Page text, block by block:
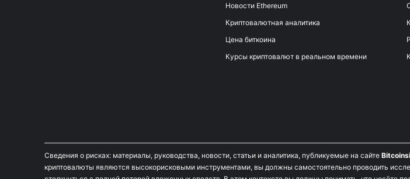
Новости Ethereum
Криптовалютная аналитика
Цена биткоина
Курсы криптовалют в реальном времени
Сведения о рисках: материалы, руководства, новости, статьи и аналитика, публикуемые на сайте
криптовалюты являются высокорисковыми инструментами, вы должны самостоятельно проводить